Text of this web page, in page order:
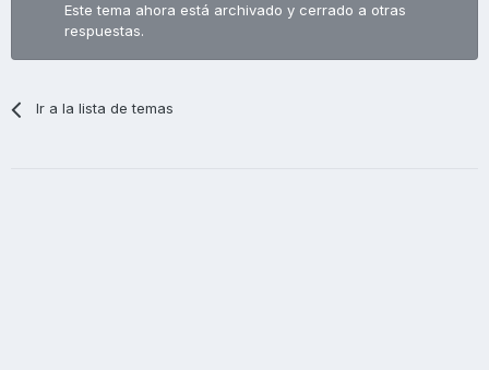
Este tema ahora está archivado y cerrado a otras
respuestas.
Ir a la lista de temas